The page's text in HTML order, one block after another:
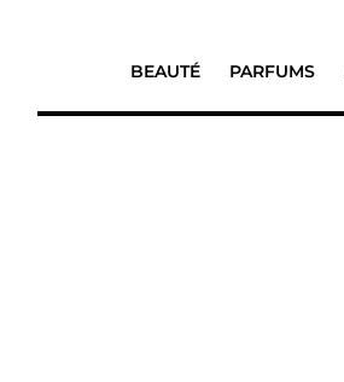
BEAUTÉ PARFUMS